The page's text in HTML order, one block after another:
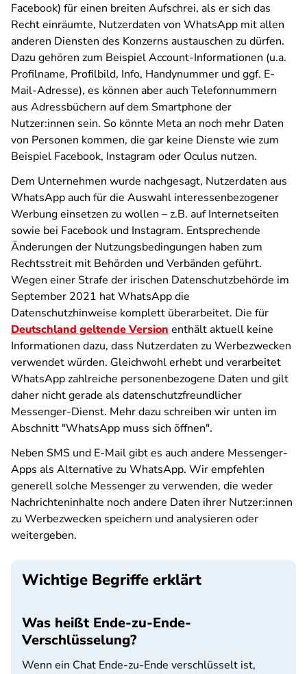
Facebook) für einen breiten Aufschrei, als er sich das
Recht einräumte, Nutzerdaten von WhatsApp mit allen
anderen Diensten des Konzerns austauschen zu dürfen.
Dazu gehören zum Beispiel Account-Informationen (u.a.
Profilname, Profilbild, Info, Handynummer und ggf. E-
Mail-Adresse), es können aber auch Telefonnummern
aus Adressbüchern auf dem Smartphone der
Nutzer:innen sein. So könnte Meta an noch mehr Daten
von Personen kommen, die gar keine Dienste wie zum
Beispiel Facebook, Instagram oder Oculus nutzen.
Dem Unternehmen wurde nachgesagt, Nutzerdaten aus
WhatsApp auch für die Auswahl interessenbezogener
Werbung einsetzen zu wollen – z.B. auf Internetseiten
sowie bei Facebook und Instagram. Entsprechende
Änderungen der Nutzungsbedingungen haben zum
Rechtsstreit mit Behörden und Verbänden geführt.
Wegen einer Strafe der irischen Datenschutzbehörde im
September 2021 hat WhatsApp die
Datenschutzhinweise komplett überarbeitet. Die für
Deutschland geltende Version enthält aktuell keine
Informationen dazu, dass Nutzerdaten zu Werbezwecken
verwendet würden. Gleichwohl erhebt und verarbeitet
WhatsApp zahlreiche personenbezogene Daten und gilt
daher nicht gerade als datenschutzfreundlicher
Messenger-Dienst. Mehr dazu schreiben wir unten im
Abschnitt "WhatsApp muss sich öffnen".
Neben SMS und E-Mail gibt es auch andere Messenger-
Apps als Alternative zu WhatsApp. Wir empfehlen
generell solche Messenger zu verwenden, die weder
Nachrichteninhalte noch andere Daten ihrer Nutzer:innen
zu Werbezwecken speichern und analysieren oder
weitergeben.
Wichtige Begriffe erklärt
Was heißt Ende-zu-Ende-
Verschlüsselung?
Wenn ein Chat Ende-zu-Ende verschlüsselt ist,